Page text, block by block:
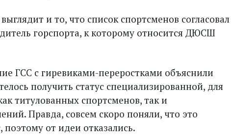
и то, что список спортсменов согласовал
горспорта, к которому относится ДЮСШ
ГСС с гиревиками-переростками объяснили
получить статус специализированной, для
титулованных спортсменов, так и
Правда, совсем скоро поняли, что это
от идеи отказались.